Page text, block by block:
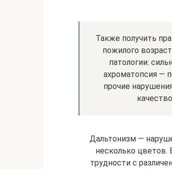
Также получить
пожилого
патологии:
ахроматопсия —
прочие
Дальтонизм —
несколько цветов.
трудности с